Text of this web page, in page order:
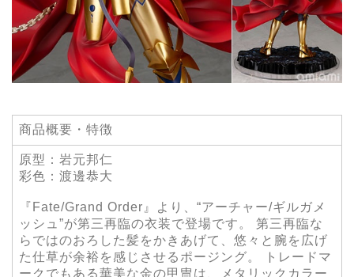
商品概要・特徴
原型：岩元邦仁
彩色：渡邊恭大
『Fate/Grand Order』より、“アーチャー/ギルガメ
ッシュ”が第三再臨の衣装で登場です。 第三再臨な
らではのおろした髪をかきあげて、悠々と腕を広げ
た仕草が余裕を感じさせるポージング。 トレードマ
ークでもある華美な金の甲冑は、メタリックカラー